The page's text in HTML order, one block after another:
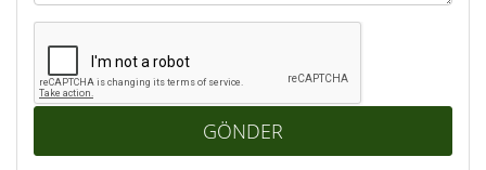
GÖNDER